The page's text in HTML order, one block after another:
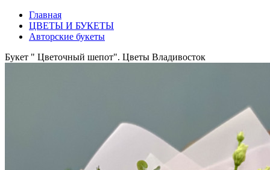
Главная
ЦВЕТЫ И БУКЕТЫ
Авторские букеты
Букет " Цветочный шепот". Цветы Владивосток